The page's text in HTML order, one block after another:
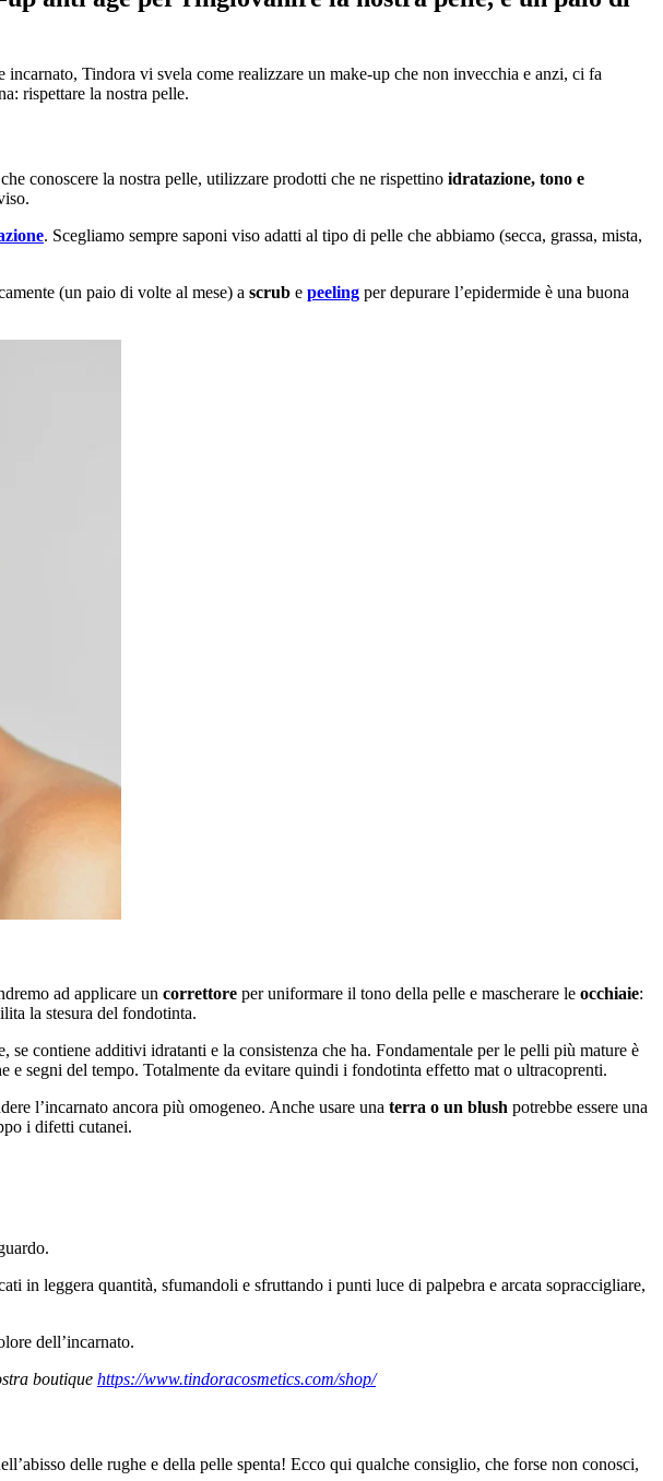
Tindora vi svela come realizzare un make-up che non invecchia e anzi, ci fa
rispettare la nostra pelle.
conoscere la nostra pelle, utilizzare prodotti che ne rispettino idratazione, tono e
. Scegliamo sempre saponi viso adatti al tipo di pelle che abbiamo (secca, grassa, mista,
(un paio di volte al mese) a scrub e peeling per depurare l’epidermide è una buona
ad applicare un correttore per uniformare il tono della pelle e mascherare le occhiaie:
la stesura del fondotinta.
contiene additivi idratanti e la consistenza che ha. Fondamentale per le pelli più mature è
segni del tempo. Totalmente da evitare quindi i fondotinta effetto mat o ultracoprenti.
l’incarnato ancora più omogeneo. Anche usare una terra o un blush potrebbe essere una
i difetti cutanei.
in leggera quantità, sfumandoli e sfruttando i punti luce di palpebra e arcata sopraccigliare,
dell’incarnato.
boutique https://www.tindoracosmetics.com/shop/
delle rughe e della pelle spenta! Ecco qui qualche consiglio, che forse non conosci,